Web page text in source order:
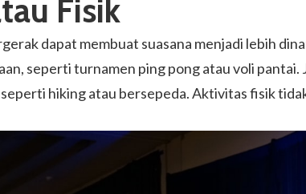
Fisik
dapat membuat suasana menjadi lebih
seperti turnamen ping pong atau voli pantai.
hiking atau bersepeda. Aktivitas fisik